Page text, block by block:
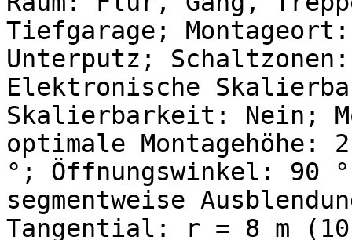
Tiefgarage;
Unterputz;
Elektronische
Skalierbarkeit: Nein;
optimale Montagehöhe:
°; Öffnungswinkel: 90
segmentweise
Tangential: r = 8 m